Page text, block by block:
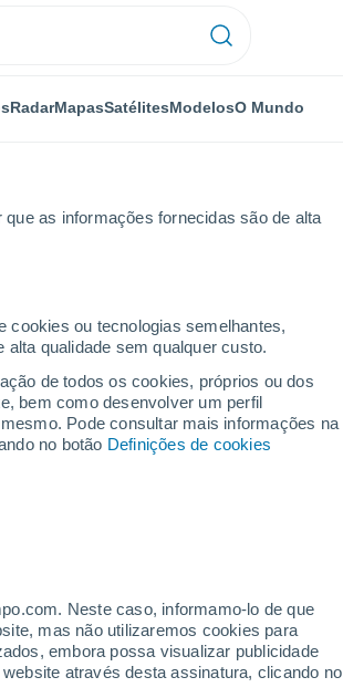
as informações fornecidas são de alta
cookies ou tecnologias semelhantes,
qualidade sem qualquer custo.
de todos os cookies, próprios ou dos
bem como desenvolver um perfil
Pode consultar mais informações na
no botão Definições de cookies
Neste caso, informamo-lo de que
mas não utilizaremos cookies para
embora possa visualizar publicidade
através desta assinatura, clicando no
RadarMapasSatélitesModelosO Mundo
de Canóvanas